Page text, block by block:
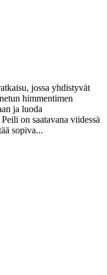
jossa yhdistyvät
himmentimen
ja luoda
on saatavana viidessä
sopiva...